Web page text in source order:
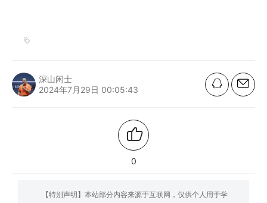
深山闲士
2024年7月29日 00:05:43
0
【特别声明】本站部分内容来源于互联网，仅供个人用于学